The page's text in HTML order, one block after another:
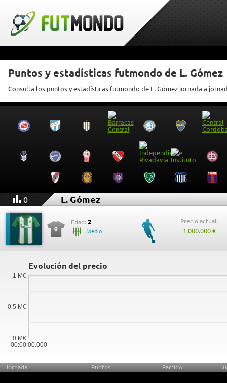
Puntos y estadísticas futmondo de L. Gómez
Consulta los puntos y estadísticas futmondo de L. Gómez jornada a
0 L. Gómez
0
Edad: 2
Medio
Precio actual:
1.000.000 €
Evolución del precio
00:00:00.000
0 M€
0,5 M€
1 M€
Jornada Puntos Partido